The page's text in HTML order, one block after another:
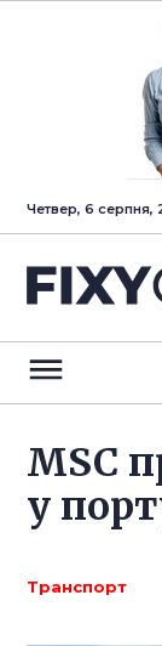
Четвер, 6 серпня,
MSC
у
Транспорт